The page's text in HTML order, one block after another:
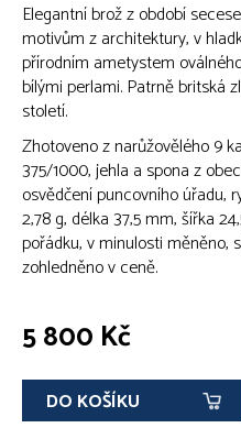
Elegantní brož z období
motivům z architektury, v
přírodním ametystem
bílými perlami. Patrně britská
století.
Zhotoveno z narůžovělého 9
375/1000, jehla a spona z
osvědčení puncovního úřadu,
2,78 g, délka 37,5 mm, šířka
pořádku, v minulosti měněno,
zohledněno v ceně.
5 800 Kč
DO KOŠÍKU